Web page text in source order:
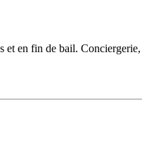
et en fin de bail.